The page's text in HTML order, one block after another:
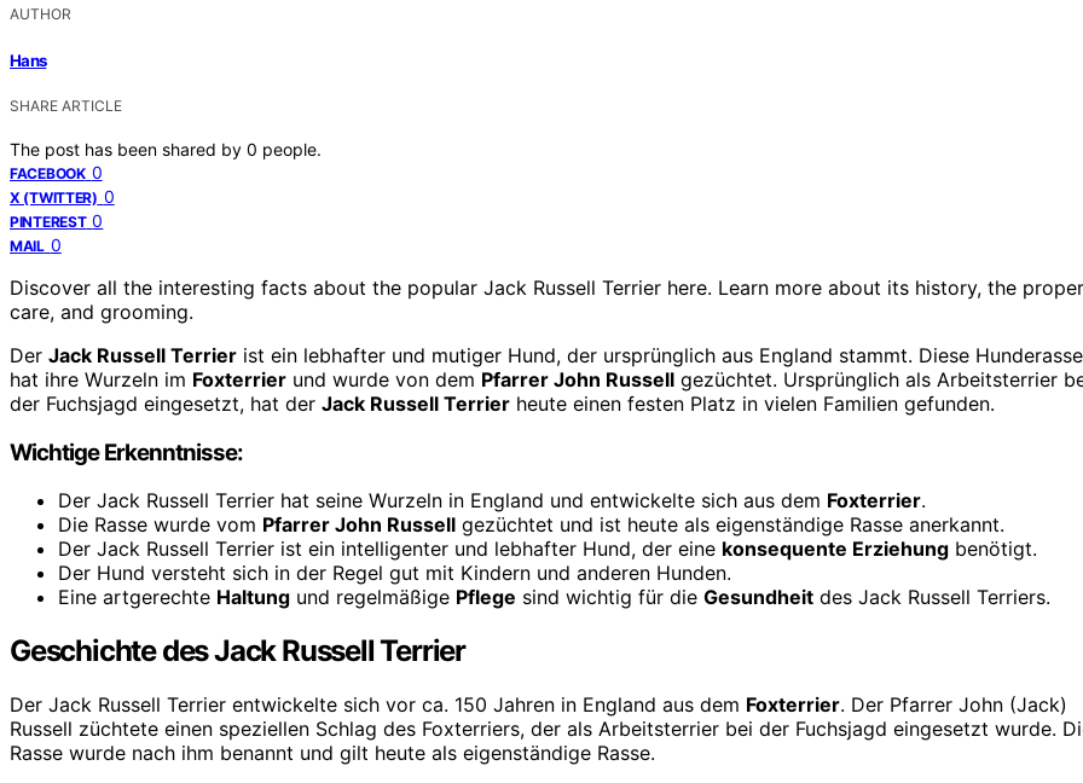
AUTHOR
Hans
SHARE ARTICLE
The post has been shared by 0 people.
FACEBOOK 0
X (TWITTER) 0
PINTEREST 0
MAIL 0
Discover all the interesting facts about the popular Jack Russell Terrier here. Learn more about its history, the proper
care, and grooming.
Der Jack Russell Terrier ist ein lebhafter und mutiger Hund, der ursprünglich aus England stammt. Diese Hunderasse
hat ihre Wurzeln im Foxterrier und wurde von dem Pfarrer John Russell gezüchtet. Ursprünglich als Arbeitsterrier
der Fuchsjagd eingesetzt, hat der Jack Russell Terrier heute einen festen Platz in vielen Familien gefunden.
Wichtige Erkenntnisse:
Der Jack Russell Terrier hat seine Wurzeln in England und entwickelte sich aus dem Foxterrier.
Die Rasse wurde vom Pfarrer John Russell gezüchtet und ist heute als eigenständige Rasse anerkannt.
Der Jack Russell Terrier ist ein intelligenter und lebhafter Hund, der eine konsequente Erziehung benötigt.
Der Hund versteht sich in der Regel gut mit Kindern und anderen Hunden.
Eine artgerechte Haltung und regelmäßige Pflege sind wichtig für die Gesundheit des Jack Russell Terriers.
Geschichte des Jack Russell Terrier
Der Jack Russell Terrier entwickelte sich vor ca. 150 Jahren in England aus dem Foxterrier. Der Pfarrer John (Jack)
Russell züchtete einen speziellen Schlag des Foxterriers, der als Arbeitsterrier bei der Fuchsjagd eingesetzt wurde.
Rasse wurde nach ihm benannt und gilt heute als eigenständige Rasse.